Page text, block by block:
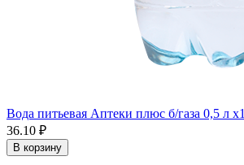
Вода питьевая Аптеки плюс б/газа 0,5 л x1
36.10 ₽
В корзину